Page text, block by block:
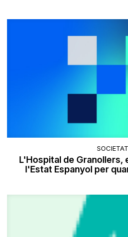
SOCIETAT
L'Hospital de Granollers,
l'Estat Espanyol per